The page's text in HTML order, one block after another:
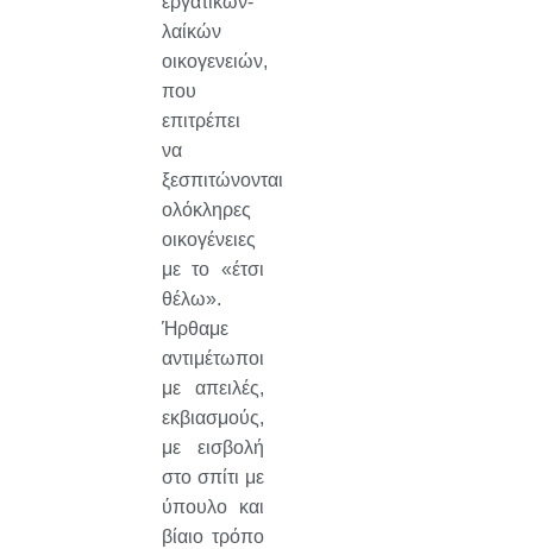
λαίκών
οικογενειών,
που
επιτρέπει
να
ξεσπιτώνονται
ολόκληρες
οικογένειες
με το «έτσι
θέλω».
Ήρθαμε
αντιμέτωποι
με απειλές,
εκβιασμούς,
με εισβολή
στο σπίτι με
ύπουλο και
βίαιο τρόπο